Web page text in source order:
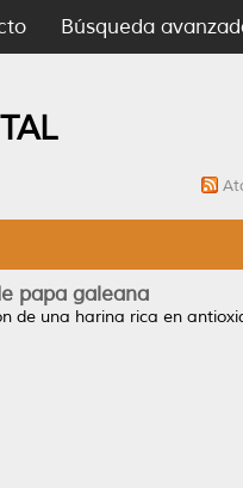
Búsqueda
papa galeana
de una harina rica en